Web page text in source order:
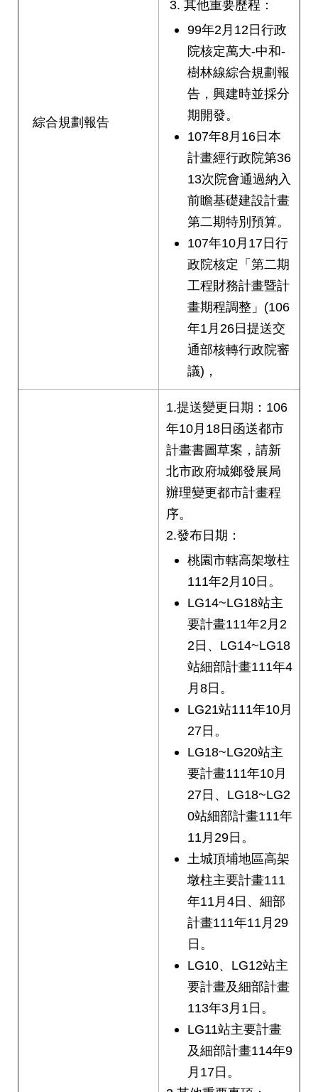
綜合規劃報告
其他重要歷程：
99年2月12日行政
院核定萬大-中和-
樹林線綜合規劃報
告，興建時並採分
期開發。
107年8月16日本
計畫經行政院第36
13次院會通過納入
前瞻基礎建設計畫
第二期特別預算。
107年10月17日行
政院核定「第二期
工程財務計畫暨計
畫期程調整」(106
年1月26日提送交
通部核轉行政院審
議)，
1.提送變更日期：106
年10月18日函送都市
計畫書圖草案，請新
北市政府城鄉發展局
辦理變更都市計畫程
序。
2.發布日期：
桃園市轄高架墩柱
111年2月10日。
LG14~LG18站主
要計畫111年2月2
2日、LG14~LG18
站細部計畫111年4
月8日。
LG21站111年10月
27日。
LG18~LG20站主
要計畫111年10月
27日、LG18~LG2
0站細部計畫111年
11月29日。
土城頂埔地區高架
墩柱主要計畫111
年11月4日、細部
計畫111年11月29
日。
LG10、LG12站主
要計畫及細部計畫
113年3月1日。
LG11站主要計畫
及細部計畫114年9
月17日。